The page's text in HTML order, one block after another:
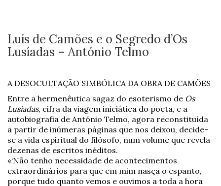
Luís de Camões e o Segredo d’Os
Lusíadas – António Telmo
A DESOCULTAÇÃO SIMBÓLICA DA OBRA DE CAMÕES
Entre a hermenêutica sagaz do esoterismo de Os
Lusíadas, cifra da viagem iniciática do poeta, e a
autobiografia de António Telmo, agora reconstituída
a partir de inúmeras páginas que nos deixou, decide-
se a vida espiritual do filósofo, num volume que revela
dezenas de escritos inéditos.
«‘Não tenho necessidade de acontecimentos
extraordinários para que em mim nasça o espanto,
porque tudo quanto vemos e ouvimos a toda a hora